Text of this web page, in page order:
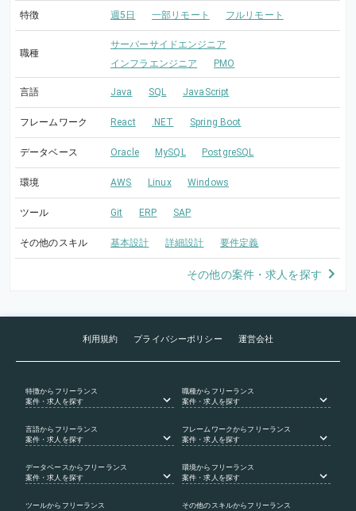
特徴 週5日 一部リモート フルリモート
職種
サーバーサイドエンジニア
インフラエンジニア
PMO
言語 Java SQL JavaScript
フレームワーク React .NET Spring Boot
データベース Oracle MySQL PostgreSQL
環境 AWS Linux Windows
ツール Git ERP SAP
その他のスキル 基本設計 詳細設計 要件定義
その他の案件・求人を探す
利用規約 プライバシーポリシー 運営会社
特徴からフリーランス
案件・求人を探す
職種からフリーランス
案件・求人を探す
言語からフリーランス
案件・求人を探す
フレームワークからフリーランス
案件・求人を探す
データベース からフリーランス
案件・求人を探す
環境からフリーランス
案件・求人を探す
ツールからフリーランス その他のスキルからフリーランス